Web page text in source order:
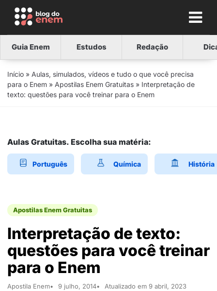
Guia Enem Estudos Redação
Início » Aulas, simulados, vídeos e tudo o que você precisa
para o Enem » Apostilas Enem Gratuitas » Interpretação de
texto: questões para você treinar para o Enem
Aulas Gratuitas. Escolha sua matéria:
Português Química História
Apostilas Enem Gratuitas
Interpretação de texto:
questões para você treinar
para o Enem
Apostila Enem 9 julho, 2014
Atualizado em 9 abril, 2023